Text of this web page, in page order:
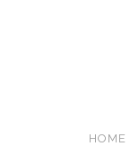
HOME